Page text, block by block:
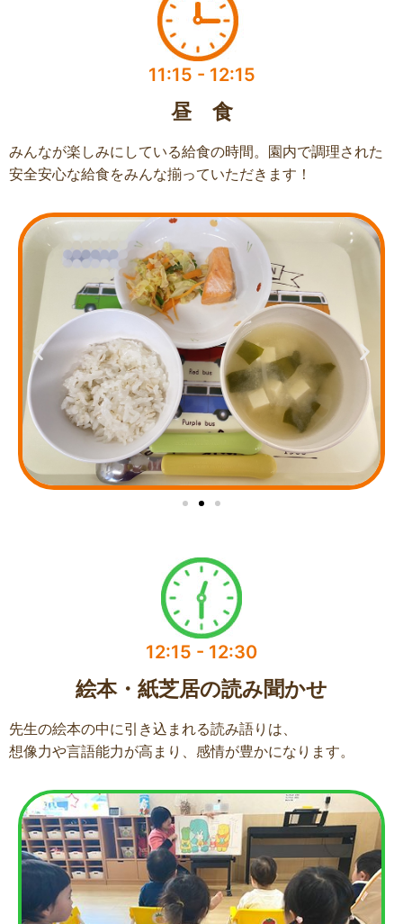
11:15 - 12:15​
昼 食​
みんなが楽しみにしている給食の時間。園内で調理された
安全安心な給食をみんな揃っていただきます！
12:15 - 12:30
絵本・紙芝居の読み聞かせ
先生の絵本の中に引き込まれる読み語りは、
想像力や言語能力が高まり、感情が豊かになります。